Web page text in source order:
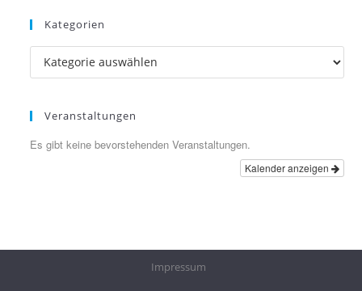
Kategorien
Kategorien
Veranstaltungen
Es gibt keine bevorstehenden Veranstaltungen.
Kalender anzeigen
Impressum